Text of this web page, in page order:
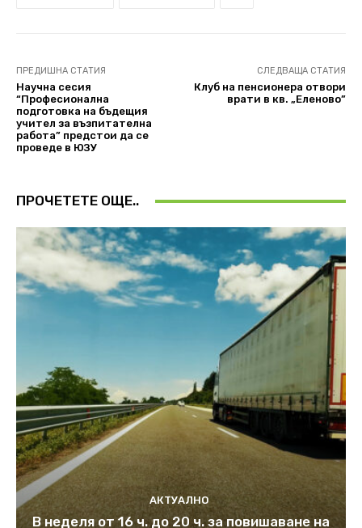
ПРЕДИШНА СТАТИЯ
Научна сесия
“Професионална
подготовка на бъдещия
учител за възпитателна
работа” предстои да се
проведе в ЮЗУ
СЛЕДВАЩА СТАТИЯ
Клуб на пенсионера отвори
врати в кв. „Еленово”
ПРОЧЕТЕТЕ ОЩЕ..
АКТУАЛНО
В неделя от 16 ч. до 20 ч. за повишаване на